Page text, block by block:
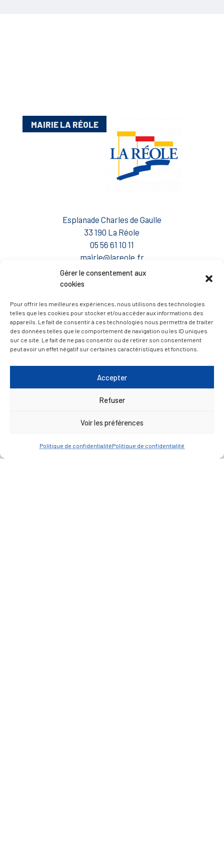
Gérer le consentement aux
cookies
Pour offrir les meilleures expériences, nous utilisons des technologies
telles que les cookies pour stocker et/ou accéder aux informations des
appareils. Le fait de consentir à ces technologies nous permettra de traiter
des données telles que le comportement de navigation ou les ID uniques
sur ce site. Le fait de ne pas consentir ou de retirer son consentement
peut avoir un effet négatif sur certaines caractéristiques et fonctions.
Accepter
Refuser
Voir les préférences
Politique de confidentialitéPolitique de confidentialité
MAIRIE LA RÉOLE
Esplanade Charles de Gaulle
33 190 La Réole
05 56 61 10 11
mairie@lareole.fr
Du lundi au jeudi inclus : 8h30 à 12h30 et 13h30 à
Vendredi : 9h00 à 12h00
— Contacter la Mairie
Marchés publics
Annuaire des associations
Espace agent